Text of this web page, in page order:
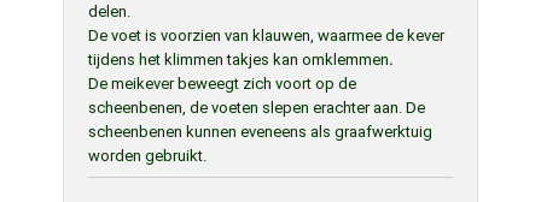
delen.
De voet is voorzien van klauwen, waarmee de kever
tijdens het klimmen takjes kan omklemmen.
De meikever beweegt zich voort op de
scheenbenen, de voeten slepen erachter aan. De
scheenbenen kunnen eveneens als graafwerktuig
worden gebruikt.